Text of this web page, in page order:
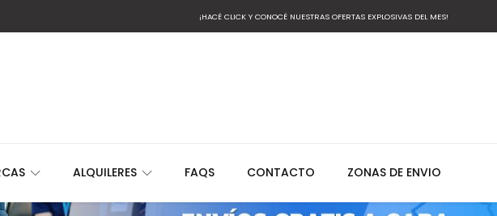
¡HACÉ CLICK Y CONOCÉ NUESTRAS OFERTAS EXPLOSIVAS DEL MES!
ALQUILERES FAQS CONTACTO ZONAS DE ENVIO